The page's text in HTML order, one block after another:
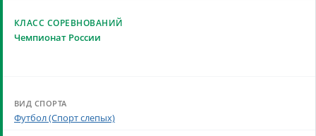
Чемпионат России
Футбол (Спорт слепых)